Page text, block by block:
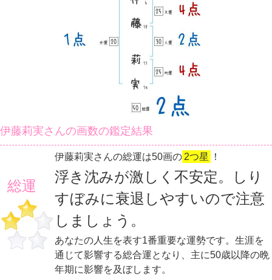
伊藤莉実さんの画数の鑑定結果
総運
伊藤莉実さんの総運は50画の 2つ星 ！
浮き沈みが激しく不安定。しり
すぼみに衰退しやすいので注意
しましょう。
あなたの人生を表す1番重要な運勢です。生涯を
通じて影響する総合運となり、主に50歳以降の晩
年期に影響を及ぼします。